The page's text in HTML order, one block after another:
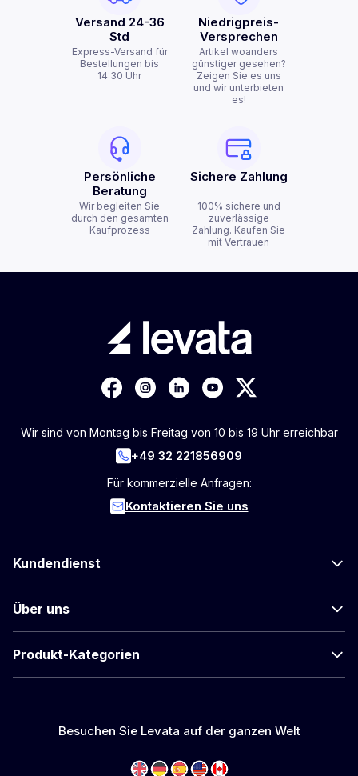
Versand 24-36
Std
Express-Versand für
Bestellungen bis
14:30 Uhr
Niedrigpreis-
Versprechen
Artikel woanders
günstiger gesehen?
Zeigen Sie es uns
und wir unterbieten
es!
Persönliche
Beratung
Wir begleiten Sie
durch den gesamten
Kaufprozess
Sichere Zahlung
100% sichere und
zuverlässige
Zahlung. Kaufen Sie
mit Vertrauen
Wir sind von Montag bis Freitag von 10 bis 19 Uhr erreichbar
+49 32 221856909
Für kommerzielle Anfragen:
Kontaktieren Sie uns
Kundendienst
Über uns
Produkt-Kategorien
Besuchen Sie Levata auf der ganzen Welt